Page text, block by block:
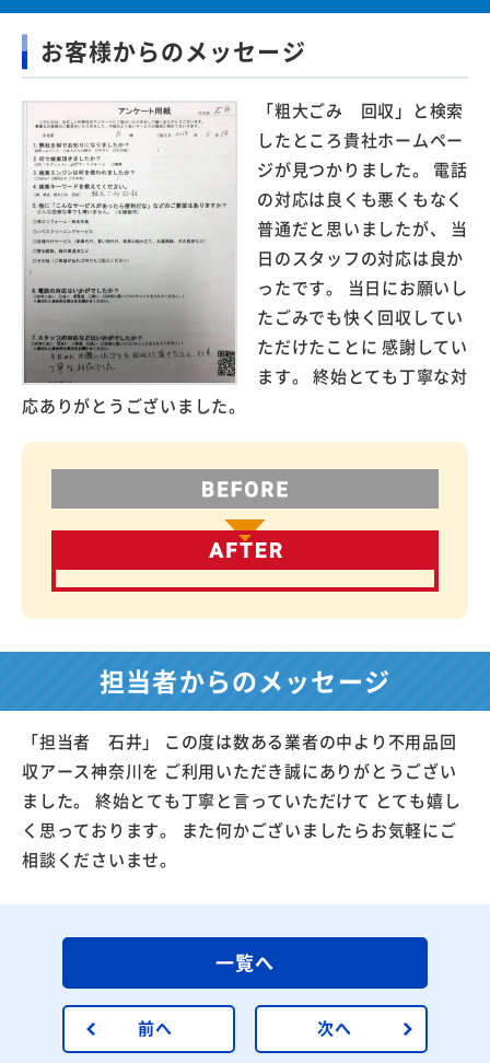
お客様からのメッセージ
「粗大ごみ 回収」と検索
したところ貴社ホームペー
ジが見つかりました。 電話
の対応は良くも悪くもなく
普通だと思いましたが、 当
日のスタッフの対応は良か
ったです。 当日にお願いし
たごみでも快く回収してい
ただけたことに 感謝してい
ます。 終始とても丁寧な対
応ありがとうございました。
担当者からのメッセージ
「担当者 石井」 この度は数ある業者の中より不用品回
収アース神奈川を ご利用いただき誠にありがとうござい
ました。 終始とても丁寧と言っていただけて とても嬉し
く思っております。 また何かございましたらお気軽にご
相談くださいませ。
前へ
一覧へ
次へ